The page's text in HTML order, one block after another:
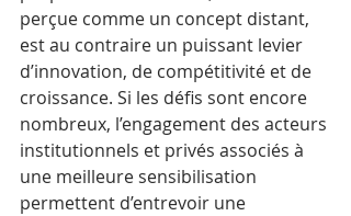
perçue comme un concept distant,
est au contraire un puissant levier
d’innovation, de compétitivité et de
croissance. Si les défis sont encore
nombreux, l’engagement des acteurs
institutionnels et privés associés à
une meilleure sensibilisation
permettent d’entrevoir une